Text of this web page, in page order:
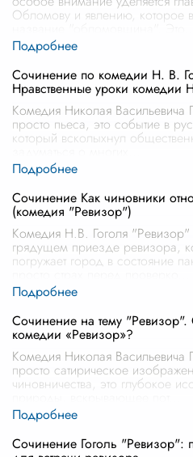
Обломову и явлению, которое в
Сочинение по комедии Н. В.
Нравственные уроки комедии
Комедия Николая
просто пьеса, это событие в
который всколыхнул
Сочинение Как чиновники
(комедия "Ревизор")
Комедия Н.В. Гоголя "Ревизор"
грядущем приезде ревизора,
погружает город в состояние
Сочинение на тему "Ревизор".
комедии «Ревизор»?
Комедия Николая Васильевича
просто сатирическое
чиновничества, это глубокое
Сочинение Гоголь